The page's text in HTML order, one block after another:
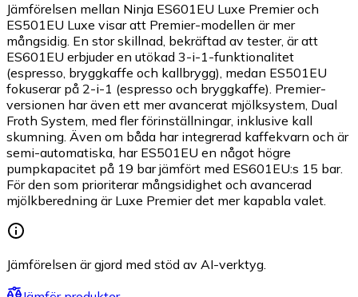
Jämförelsen mellan Ninja ES601EU Luxe Premier och
ES501EU Luxe visar att Premier-modellen är mer
mångsidig. En stor skillnad, bekräftad av tester, är att
ES601EU erbjuder en utökad 3-i-1-funktionalitet
(espresso, bryggkaffe och kallbrygg), medan ES501EU
fokuserar på 2-i-1 (espresso och bryggkaffe). Premier-
versionen har även ett mer avancerat mjölksystem, Dual
Froth System, med fler förinställningar, inklusive kall
skumning. Även om båda har integrerad kaffekvarn och är
semi-automatiska, har ES501EU en något högre
pumpkapacitet på 19 bar jämfört med ES601EU:s 15 bar.
För den som prioriterar mångsidighet och avancerad
mjölkberedning är Luxe Premier det mer kapabla valet.
Jämförelsen är gjord med stöd av AI-verktyg.